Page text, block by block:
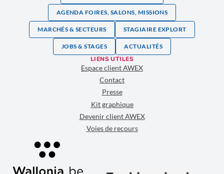
AGENDA FOIRES, SALONS, MISSIONS
MARCHÉS & SECTEURS STAGIAIRE EXPLORT
JOBS & STAGES ACTUALITÉS
LIENS UTILES
Espace client AWEX
Contact
Presse
Kit graphique
Devenir client AWEX
Voies de recours